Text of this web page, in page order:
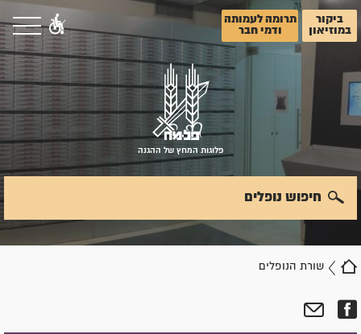
ביקור
במוזיאון
תרומה לעמותה
ודמי חבר
פלוגות המחץ של ההגנה
שורת הנופלים
חיפוש נופלים